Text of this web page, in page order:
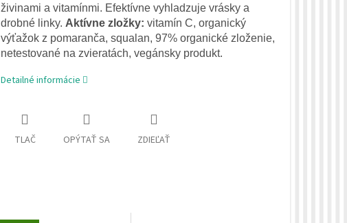
živinami a vitamínmi. Efektívne vyhladzuje vrásky a
drobné linky. Aktívne zložky: vitamín C, organický
výťažok z pomaranča, squalan, 97% organické zloženie,
netestované na zvieratách, vegánsky produkt.
Detailné informácie
TLAČ OPÝTAŤ SA ZDIEĽAŤ